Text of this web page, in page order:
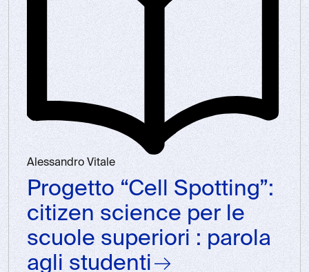
Alessandro Vitale
Progetto “Cell Spotting”:
citizen science per le
scuole superiori : parola
agli studenti